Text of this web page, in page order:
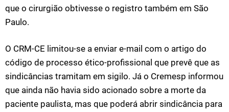
que o cirurgião obtivesse o registro também em São
Paulo.
O CRM-CE limitou-se a enviar e-mail com o artigo do
código de processo ético-profissional que prevê que as
sindicâncias tramitam em sigilo. Já o Cremesp informou
que ainda não havia sido acionado sobre a morte da
paciente paulista, mas que poderá abrir sindicância para